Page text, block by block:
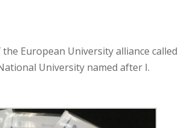
European University alliance called
University named after I.